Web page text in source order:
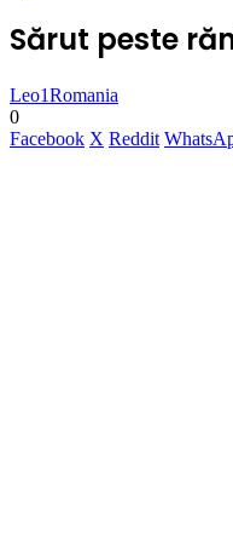
Sărut peste
Leo1Romania
0
Facebook X Reddit